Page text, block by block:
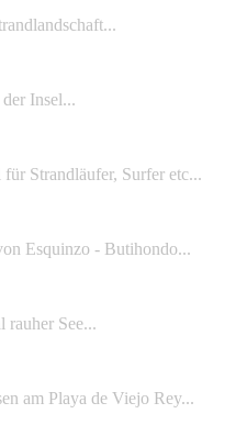
Insel...
Strandläufer, Surfer etc...
Esquinzo - Butihondo...
rauher See...
am Playa de Viejo Rey...